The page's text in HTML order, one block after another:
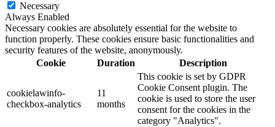
Necessary
Always Enabled
Necessary cookies are absolutely essential for the website to
function properly. These cookies ensure basic functionalities and
security features of the website, anonymously.
Cookie
Duration Description
cookielawinfo-
checkbox-analytics
11
months
This cookie is set by GDPR
Cookie Consent plugin. The
cookie is used to store the user
consent for the cookies in the
category "Analytics".